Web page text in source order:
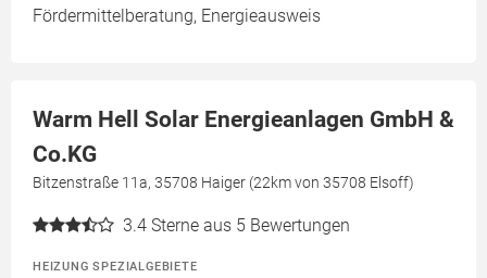
Fördermittelberatung, Energieausweis
Warm Hell Solar Energieanlagen GmbH &
Co.KG
Bitzenstraße 11a, 35708 Haiger (22km von 35708 Elsoff)
3.4 Sterne aus 5 Bewertungen
HEIZUNG SPEZIALGEBIETE